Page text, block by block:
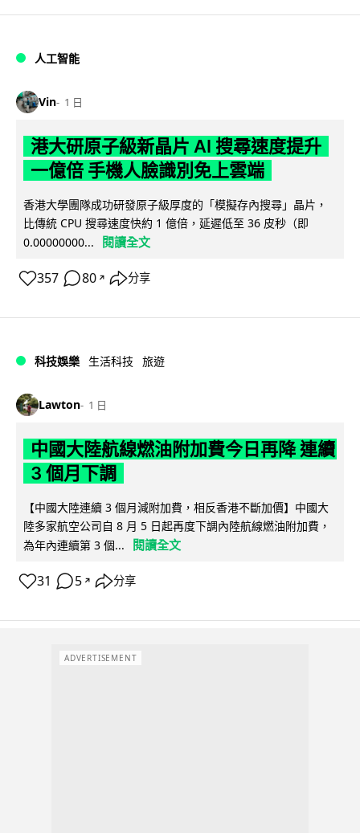
人工智能
Vin 1 日
港大研原子級新晶片 AI 搜尋速度提升
一億倍 手機人臉識別免上雲端
香港大學團隊成功研發原子級厚度的「模擬存內搜尋」晶片，
比傳統 CPU 搜尋速度快約 1 億倍，延遲低至 36 皮秒（即
0.00000000...
閱讀全文
357 80 ↗ 分享
科技娛樂 生活科技 旅遊
Lawton 1 日
中國大陸航線燃油附加費今日再降 連續
3 個月下調
【中國大陸連續 3 個月減附加費，相反香港不斷加價】中國大
陸多家航空公司自 8 月 5 日起再度下調內陸航線燃油附加費，
為年內連續第 3 個...
閱讀全文
31 5 ↗ 分享
ADVERTISEMENT